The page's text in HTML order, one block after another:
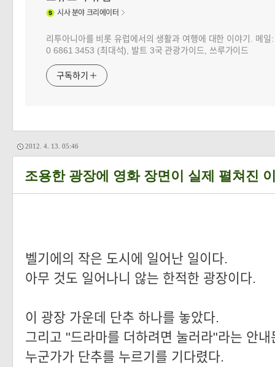
시사분야 크리에이터
리투아니아를 비롯 유럽에서의 생활과 여행에 대한 이야기. 메
0 6861 3453 (최대석), 발트 3국 관광가이드, 쓰루가이드
구독하기
2012. 4. 13. 05:46
조용한 광장에 영화 장면이 실제 펼쳐진
벨기에의 작은 도시에 일어난 일이다.
아무 것도 일어나니 않는 한적한 광장이다.
이 광장 가운데 단추 하나를 놓았다.
그리고 "드라마를 더하려면 눌러라"라는 안
누군가가 단추를 누르기를 기다렸다.